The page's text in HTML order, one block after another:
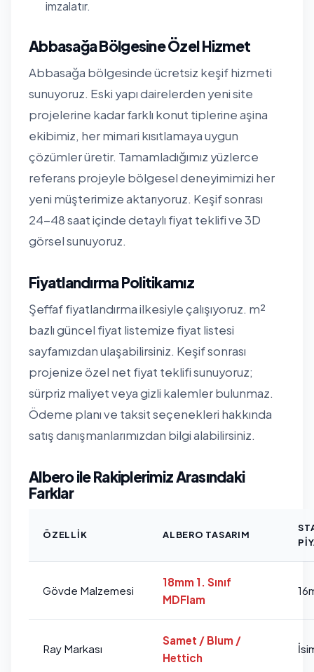
imzalatır.
Abbasağa Bölgesine Özel Hizmet
Abbasağa bölgesinde ücretsiz keşif hizmeti
sunuyoruz. Eski yapı dairelerden yeni site
projelerine kadar farklı konut tiplerine aşina
ekibimiz, her mimari kısıtlamaya uygun
çözümler üretir. Tamamladığımız yüzlerce
referans projeyle bölgesel deneyimimizi her
yeni müşterimize aktarıyoruz. Keşif sonrası
24-48 saat içinde detaylı fiyat teklifi ve 3D
görsel sunuyoruz.
Fiyatlandırma Politikamız
Şeffaf fiyatlandırma ilkesiyle çalışıyoruz. m²
bazlı güncel fiyat listemize fiyat listesi
sayfamızdanulaşabilirsiniz. Keşif sonrası
projenize özel net fiyat teklifi sunuyoruz;
sürpriz maliyet veya gizli kalemler bulunmaz.
Ödeme planı ve taksit seçenekleri hakkında
satış danışmanlarımızdan bilgi alabilirsiniz.
Albero ile Rakiplerimiz Arasındaki
Farklar
ÖZELLIK ALBERO TASARIM
Gövde Malzemesi
18mm 1. Sınıf
MDFlam
Ray Markası
Samet / Blum /
Hettich